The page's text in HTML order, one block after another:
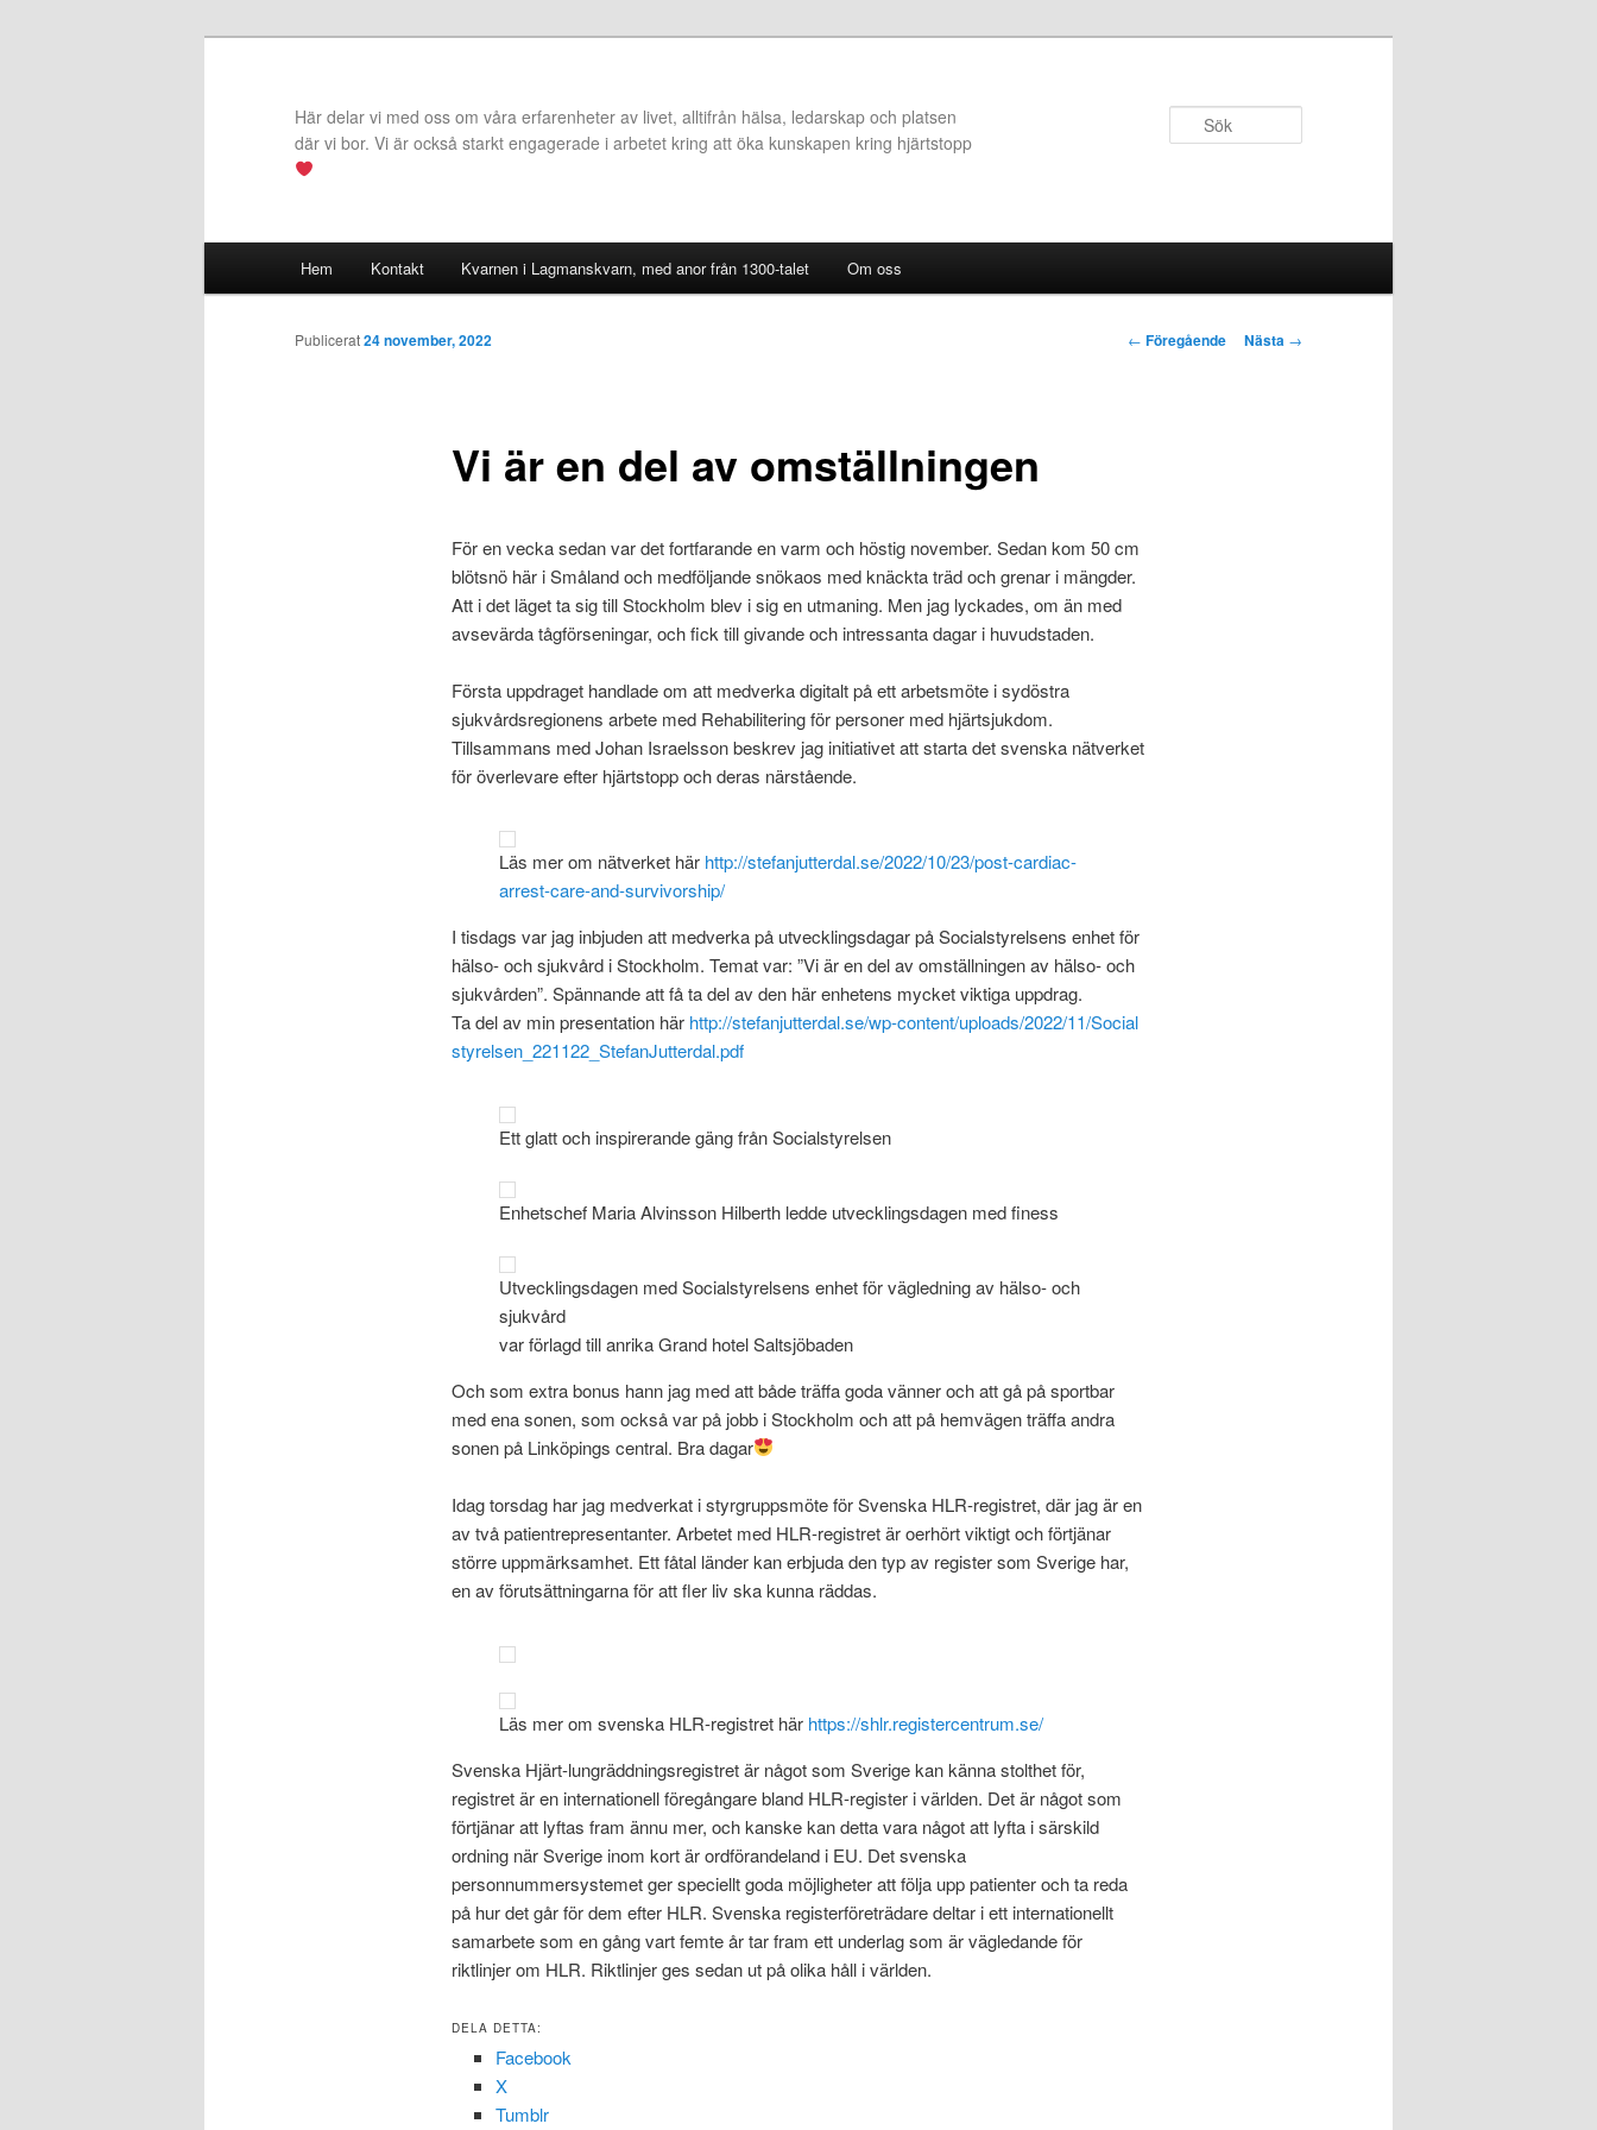
Här delar vi med oss om våra erfarenheter av livet, alltifrån hälsa, ledarskap och platsen
där vi bor. Vi är också starkt engagerade i arbetet kring att öka kunskapen kring hjärtstopp
Hem Kontakt Kvarnen i Lagmanskvarn, med anor från 1300-talet Om oss
Inläggsnavigering
← Föregående Nästa →
Vi är en del av omställningen
Publicerat24 november, 2022
För en vecka sedan var det fortfarande en varm och höstig november. Sedan kom 50 cm
blötsnö här i Småland och medföljande snökaos med knäckta träd och grenar i mängder.
Att i det läget ta sig till Stockholm blev i sig en utmaning. Men jag lyckades, om än med
avsevärda tågförseningar, och fick till givande och intressanta dagar i huvudstaden.
Första uppdraget handlade om att medverka digitalt på ett arbetsmöte i sydöstra
sjukvårdsregionens arbete med Rehabilitering för personer med hjärtsjukdom.
Tillsammans med Johan Israelsson beskrev jag initiativet att starta det svenska nätverket
för överlevare efter hjärtstopp och deras närstående.
Läs mer om nätverket här http://stefanjutterdal.se/2022/10/23/post-cardiac-
arrest-care-and-survivorship/
I tisdags var jag inbjuden att medverka på utvecklingsdagar på Socialstyrelsens enhet för
hälso- och sjukvård i Stockholm. Temat var: ”Vi är en del av omställningen av hälso- och
sjukvården”. Spännande att få ta del av den här enhetens mycket viktiga uppdrag.
Ta del av min presentation här http://stefanjutterdal.se/wp-content/uploads/2022/11/Social
styrelsen_221122_StefanJutterdal.pdf
Ett glatt och inspirerande gäng från Socialstyrelsen
Enhetschef Maria Alvinsson Hilberth ledde utvecklingsdagen med finess
Utvecklingsdagen med Socialstyrelsens enhet för vägledning av hälso- och
sjukvård
var förlagd till anrika Grand hotel Saltsjöbaden
Och som extra bonus hann jag med att både träffa goda vänner och att gå på sportbar
med ena sonen, som också var på jobb i Stockholm och att på hemvägen träffa andra
sonen på Linköpings central. Bra dagar
Idag torsdag har jag medverkat i styrgruppsmöte för Svenska HLR-registret, där jag är en
av två patientrepresentanter. Arbetet med HLR-registret är oerhört viktigt och förtjänar
större uppmärksamhet. Ett fåtal länder kan erbjuda den typ av register som Sverige har,
en av förutsättningarna för att fler liv ska kunna räddas.
Läs mer om svenska HLR-registret här https://shlr.registercentrum.se/
Svenska Hjärt-lungräddningsregistret är något som Sverige kan känna stolthet för,
registret är en internationell föregångare bland HLR-register i världen. Det är något som
förtjänar att lyftas fram ännu mer, och kanske kan detta vara något att lyfta i särskild
ordning när Sverige inom kort är ordförandeland i EU. Det svenska
personnummersystemet ger speciellt goda möjligheter att följa upp patienter och ta reda
på hur det går för dem efter HLR. Svenska registerföreträdare deltar i ett internationellt
samarbete som en gång vart femte år tar fram ett underlag som är vägledande för
riktlinjer om HLR. Riktlinjer ges sedan ut på olika håll i världen.
DELA DETTA:
Facebook
X
Tumblr